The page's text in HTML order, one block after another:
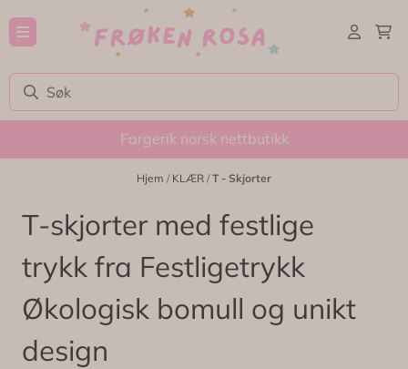
Hopp til innhold
Fargerik norsk nettbutikk
Hjem / KLÆR /T - Skjorter
T-skjorter med festlige
trykk fra Festligetrykk 
Økologisk bomull og unikt
design